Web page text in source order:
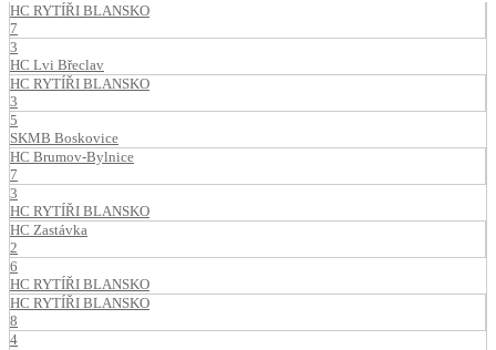
HC RYTÍŘI BLANSKO
7
3
HC Lvi Břeclav
HC RYTÍŘI BLANSKO
3
5
SKMB Boskovice
HC Brumov-Bylnice
7
3
HC RYTÍŘI BLANSKO
HC Zastávka
2
6
HC RYTÍŘI BLANSKO
HC RYTÍŘI BLANSKO
8
4